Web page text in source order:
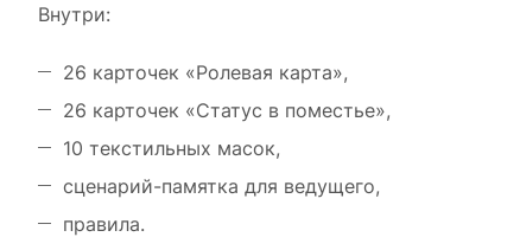
Внутри:
26 карточек «Ролевая карта»,
26 карточек «Статус в поместье»,
10 текстильных масок,
сценарий-памятка для ведущего,
правила.